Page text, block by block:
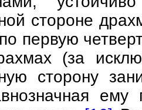
стороне
первую
(за
сторону
ему